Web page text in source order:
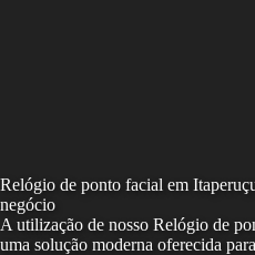
Relógio de ponto facial em
negócio
A utilização de nosso Relógio de
uma solução moderna oferecida